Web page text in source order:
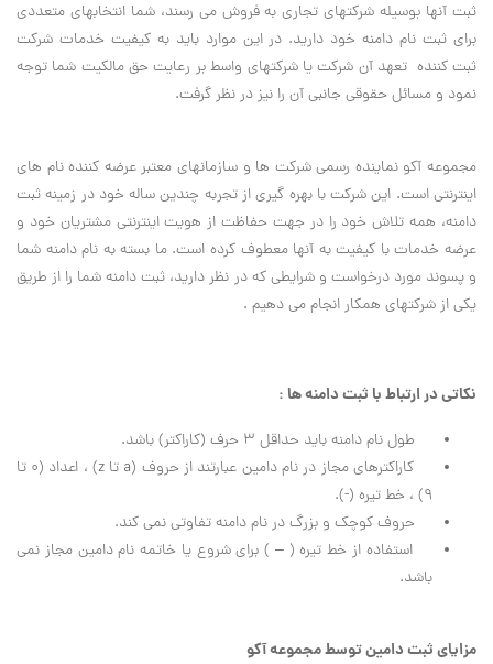
ثبت آنها بوسیله شرکتهای تجاری به فروش می رسند، شما انتخابهای متعددی
برای ثبت نام دامنه خود دارید. در این موارد باید به کیفیت خدمات شرکت
ثبت کننده تعهد آن شرکت یا شرکتهای واسط بر رعایت حق مالکیت شما توجه
نمود و مسائل حقوقی جانبی آن را نیز در نظر گرفت.
مجموعه آکو نماینده رسمی شرکت ها و سازمانهای معتبر عرضه کننده نام های
اینترنتی است. این شرکت با بهره گیری از تجربه چندین ساله خود در زمینه ثبت
دامنه، همه تلاش خود را در جهت حفاظت از هویت اینترنتی مشتریان خود و
عرضه خدمات با کیفیت به آنها معطوف کرده است. ما بسته به نام دامنه شما
و پسوند مورد درخواست و شرایطی که در نظر دارید، ثبت دامنه شما را از طریق
یکی از شرکتهای همکار انجام می دهیم .
نکاتی در ارتباط با ثبت دامنه ها :
طول نام دامنه باید حداقل ۳ حرف (کاراکتر) باشد.
کاراکترهای مجاز در نام دامین عبارتند از حروف (a تا z) ، اعداد (۰ تا
۹) ، خط تیره (-).
حروف کوچک و بزرگ در نام دامنه تفاوتی نمی کند.
استفاده از خط تیره ( – ) برای شروع یا خاتمه نام دامین مجاز نمی
باشد.
مزایای ثبت دامین توسط مجموعه آکو